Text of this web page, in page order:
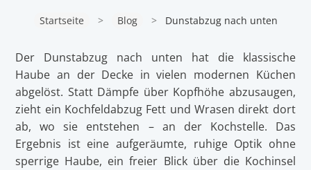
Startseite > Blog > Dunstabzug nach unten
Der Dunstabzug nach unten hat die klassische
Haube an der Decke in vielen modernen Küchen
abgelöst. Statt Dämpfe über Kopfhöhe abzusaugen,
zieht ein Kochfeldabzug Fett und Wrasen direkt dort
ab, wo sie entstehen – an der Kochstelle. Das
Ergebnis ist eine aufgeräumte, ruhige Optik ohne
sperrige Haube, ein freier Blick über die Kochinsel